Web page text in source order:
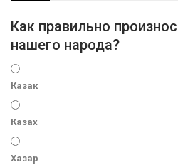
Как правильно
нашего народа?
Казак
Казах
Хазар